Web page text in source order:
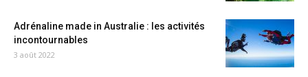
Adrénaline made in Australie : les activités
incontournables
3 août 2022